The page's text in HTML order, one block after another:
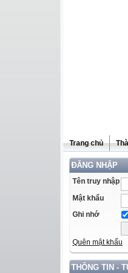
Trang chủ
ĐĂNG NHẬP
Tên truy nhập
Mật khẩu
Ghi nhớ
Quên mật khẩu
THÔNG TIN -